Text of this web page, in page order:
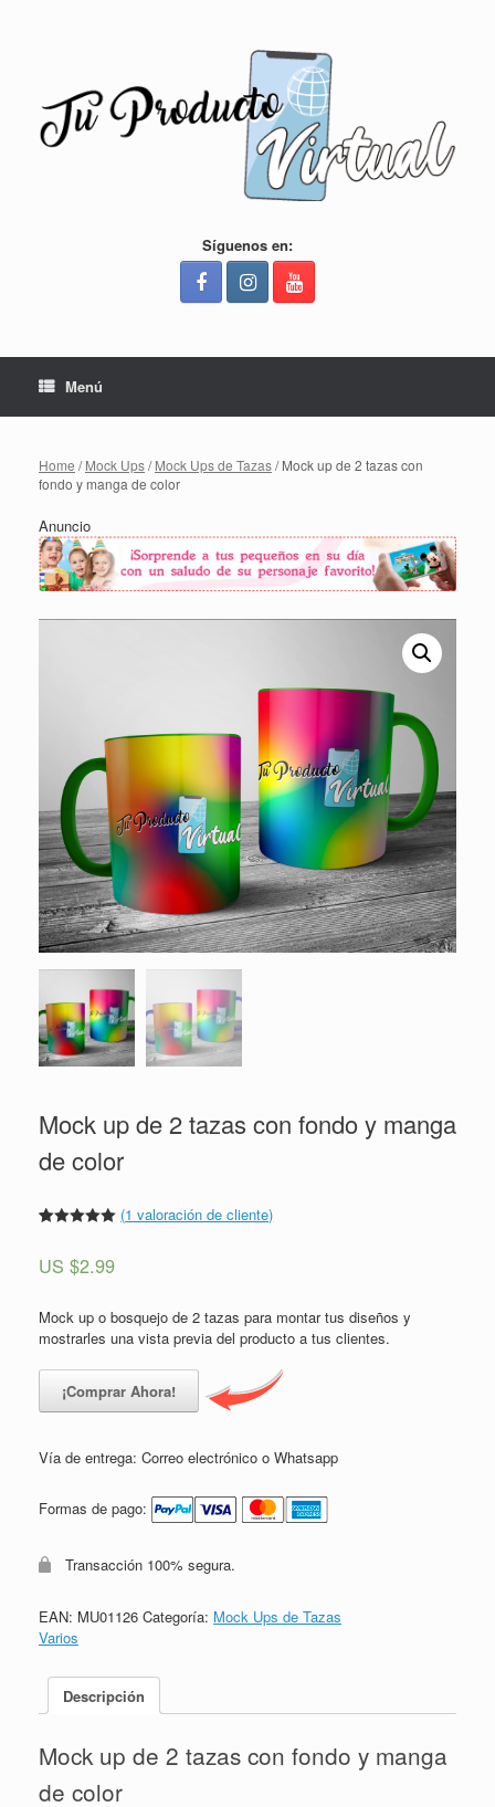
Síguenos en:
Menú
Home /Mock Ups/Mock Ups de Tazas/ Mock up de 2 tazas con
fondo y manga de color
Anuncio
Mock up de 2 tazas con fondo y manga
de color
5 basado
(1 valoración de cliente)
US $2.99
Mock up o bosquejo de 2 tazas para montar tus diseños y
mostrarles una vista previa del producto a tus clientes.
¡Comprar Ahora!
Vía de entrega: Correo electrónico o Whatsapp
Formas de pago:
Transacción 100% segura.
EAN: MU01126 Categoría: Mock Ups de Tazas
Varios
Descripción
Mock up de 2 tazas con fondo y manga
de color